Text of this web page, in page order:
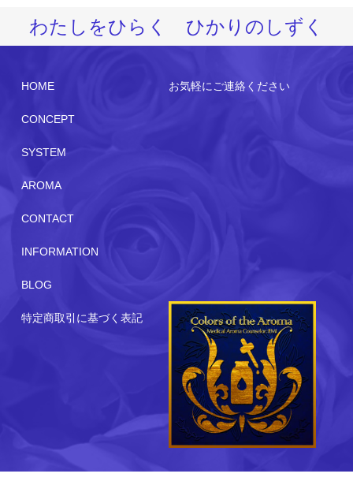
わたしをひらく ひかりのしずく
HOME
CONCEPT
SYSTEM
AROMA
CONTACT
INFORMATION
BLOG
お気軽にご連絡ください
特定商取引に基づく表記